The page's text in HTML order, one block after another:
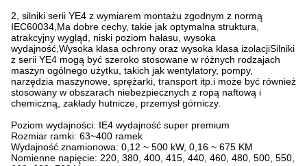
2, silniki serii YE4 z wymiarem montażu zgodnym z normą
IEC60034,Ma dobre cechy, takie jak optymalna struktura,
atrakcyjny wygląd, niski poziom hałasu, wysoka
wydajność,Wysoka klasa ochrony oraz wysoka klasa izolacjiSilniki
z serii YE4 mogą być szeroko stosowane w różnych rodzajach
maszyn ogólnego użytku, takich jak wentylatory, pompy,
narzędzia maszynowe, sprężarki, transport itp.i może być również
stosowany w obszarach niebezpiecznych z ropą naftową i
chemiczną, zakłady hutnicze, przemysł górniczy.
Poziom wydajności: IE4 wydajność super premium
Rozmiar ramki: 63~400 ramek
Wydajność znamionowa: 0,12 ~ 500 kW, 0,16 ~ 675 KM
Nomienne napięcie: 220, 380, 400, 415, 440, 460, 480, 500, 550,